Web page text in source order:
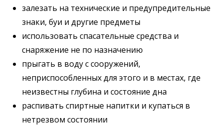
залезать на технические и предупредительные
знаки, буи и другие предметы
использовать спасательные средства и
снаряжение не по назначению
прыгать в воду с сооружений,
неприспособленных для этого и в местах, где
неизвестны глубина и состояние дна
распивать спиртные напитки и купаться в
нетрезвом состоянии